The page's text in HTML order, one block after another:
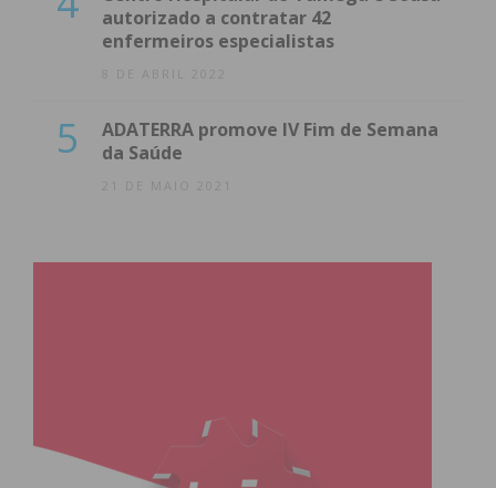
autorizado a contratar 42
enfermeiros especialistas
8 DE ABRIL 2022
5
ADATERRA promove IV Fim de Semana
da Saúde
21 DE MAIO 2021